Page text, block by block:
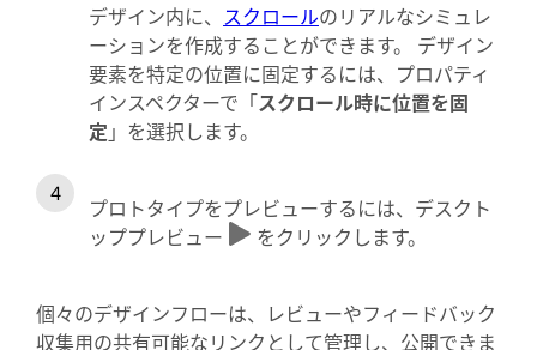
デザイン内に、 スクロールのリアルなシミュレ
ーションを作成することができます。 デザイン
要素を特定の位置に固定するには、プロパティ
インスペクターで「スクロール時に位置を固
定 」を選択します。
プロトタイプをプレビューするには、デスクト
ッププレビュー
をクリックします。
個々のデザインフローは、レビューやフィードバック
収集用の共有可能なリンクとして管理し、公開できま